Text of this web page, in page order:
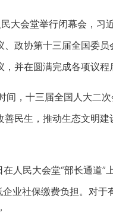
会堂举行闭幕会，习
政协第十三届全国委
并在圆满完成各项议程
，十三届全国人大二
民生，推动生态文明
民大会堂“部长通道”
业社保缴费负担。对